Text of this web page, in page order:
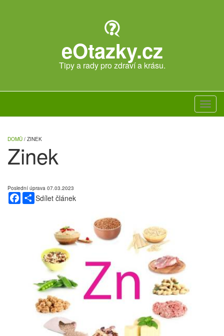
eOtazky.cz
Tipy a rady pro zdraví a krásu.
DOMŮ / ZINEK
Zinek
Poslední úprava 07.03.2023
Sdílet článek
Facebook
Share